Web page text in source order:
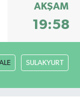
AKŞAM
19:58
SULAKYURT